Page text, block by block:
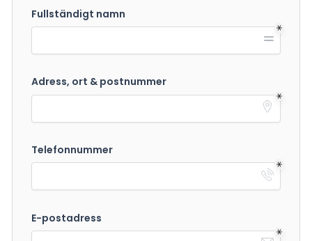
Fullständigt namn
Adress, ort & postnummer
Telefonnummer
E-postadress